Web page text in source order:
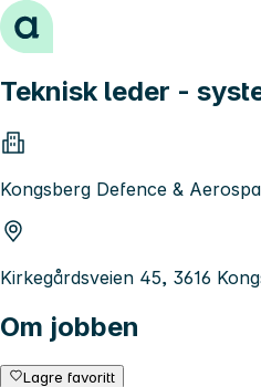
Hopp til innhold
Teknisk leder -
Kongsberg Defence &
Kirkegårdsveien 45, 3616
Om jobben
Lagre favoritt